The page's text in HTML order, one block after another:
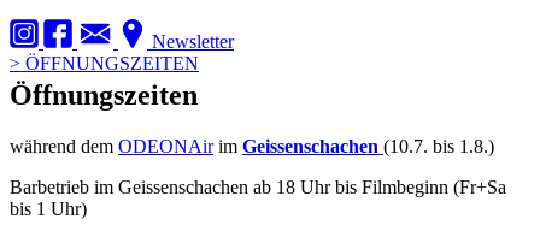
Newsletter
> ÖFFNUNGSZEITEN
Öffnungszeiten
während dem ODEONAirim Geissenschachen (10.7. bis 1.8.)
Barbetrieb im Geissenschachen ab 18 Uhr bis Filmbeginn (Fr+Sa
bis 1 Uhr)